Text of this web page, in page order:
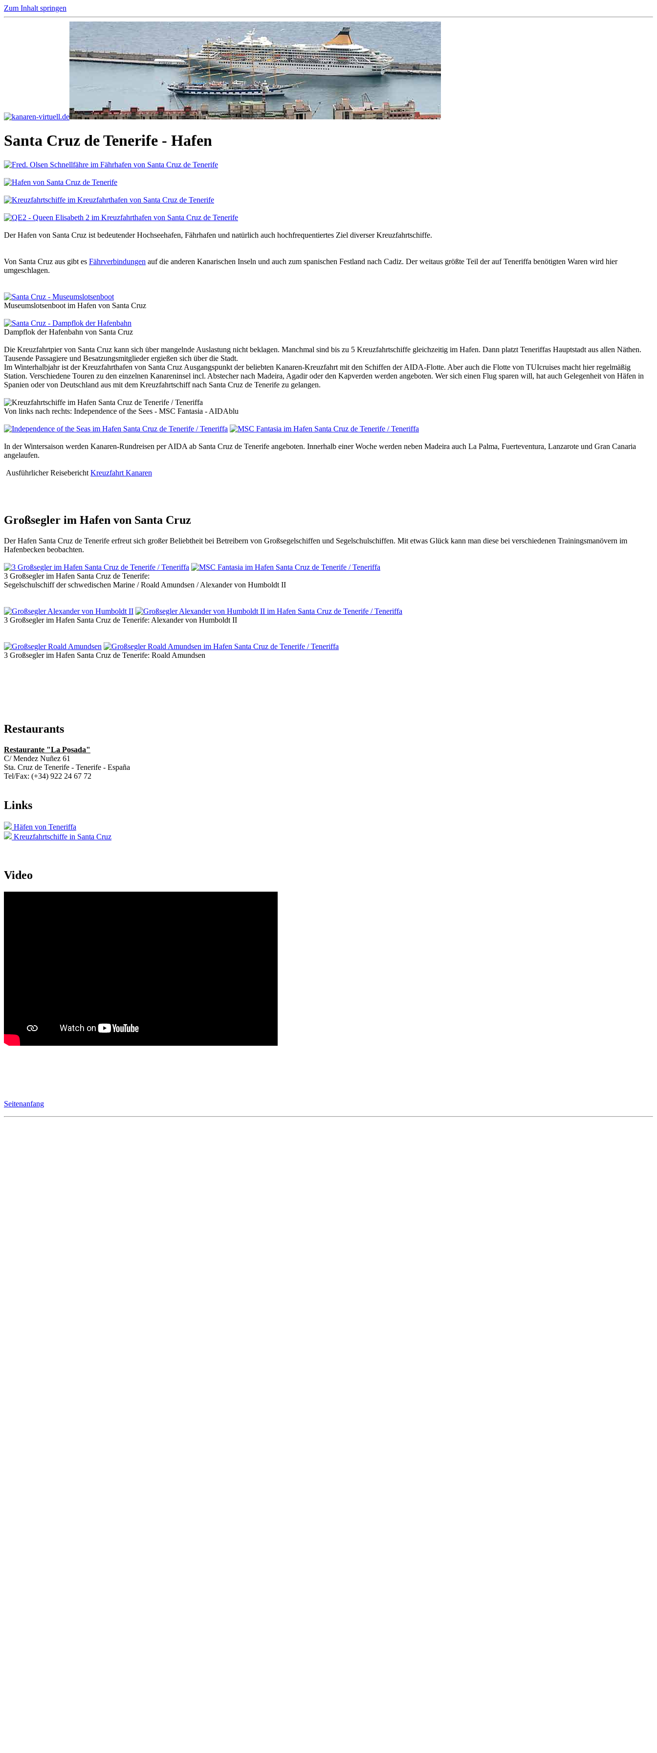
Zum Inhalt springen
Santa Cruz de Tenerife - Hafen
Der Hafen von Santa Cruz ist bedeutender Hochseehafen, Fährhafen und natürlich auch hochfrequentiertes Ziel diverser Kreuzfahrtschiffe.
Von Santa Cruz aus gibt es Fährverbindungen auf die anderen Kanarischen Inseln und auch zum spanischen Festland nach Cadiz. Der weitaus größte Teil der auf Teneriffa benötigten Waren wird hier
umgeschlagen.
Museumslotsenboot im Hafen von Santa Cruz
Dampflok der Hafenbahn von Santa Cruz
Die Kreuzfahrtpier von Santa Cruz kann sich über mangelnde Auslastung nicht beklagen. Manchmal sind bis zu 5 Kreuzfahrtschiffe gleichzeitig im Hafen. Dann platzt Teneriffas Hauptstadt aus allen Näthen.
Tausende Passagiere und Besatzungsmitglieder ergießen sich über die Stadt.
Im Winterhalbjahr ist der Kreuzfahrthafen von Santa Cruz Ausgangspunkt der beliebten Kanaren-Kreuzfahrt mit den Schiffen der AIDA-Flotte. Aber auch die Flotte von TUIcruises macht hier regelmäßig
Station. Verschiedene Touren zu den einzelnen Kanareninsel incl. Abstecher nach Madeira, Agadir oder den Kapverden werden angeboten. Wer sich einen Flug sparen will, hat auch Gelegenheit von Häfen in
Spanien oder von Deutschland aus mit dem Kreuzfahrtschiff nach Santa Cruz de Tenerife zu gelangen.
Von links nach rechts: Independence of the Sees - MSC Fantasia - AIDAblu
In der Wintersaison werden Kanaren-Rundreisen per AIDA ab Santa Cruz de Tenerife angeboten. Innerhalb einer Woche werden neben Madeira auch La Palma, Fuerteventura, Lanzarote und Gran Canaria
angelaufen.
Ausführlicher Reisebericht Kreuzfahrt Kanaren
Großsegler im Hafen von Santa Cruz
Der Hafen Santa Cruz de Tenerife erfreut sich großer Beliebtheit bei Betreibern von Großsegelschiffen und Segelschulschiffen. Mit etwas Glück kann man diese bei verschiedenen Trainingsmanövern im
Hafenbecken beobachten.
3 Großsegler im Hafen Santa Cruz de Tenerife:
Segelschulschiff der schwedischen Marine / Roald Amundsen / Alexander von Humboldt II
3 Großsegler im Hafen Santa Cruz de Tenerife: Alexander von Humboldt II
3 Großsegler im Hafen Santa Cruz de Tenerife: Roald Amundsen
Restaurants
Restaurante "La Posada"
C/ Mendez Nuñez 61
Sta. Cruz de Tenerife - Tenerife - España
Tel/Fax: (+34) 922 24 67 72
Links
Häfen von Teneriffa
Kreuzfahrtschiffe in Santa Cruz
Video
Seitenanfang